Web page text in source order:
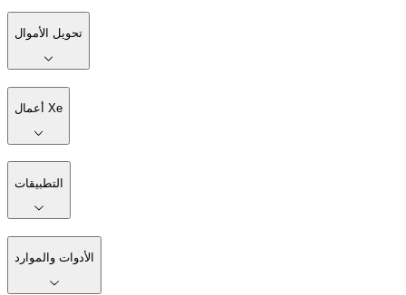
تحويل الأموال
أعمال Xe
التطبيقات
الأدوات والموارد